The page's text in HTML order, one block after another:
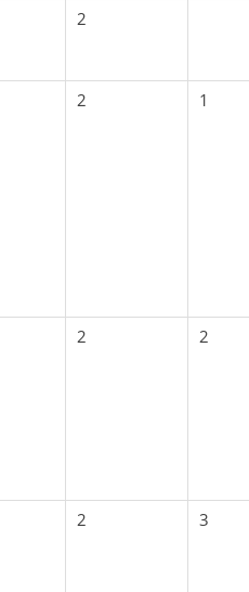
2
2
1
2
2
2
3